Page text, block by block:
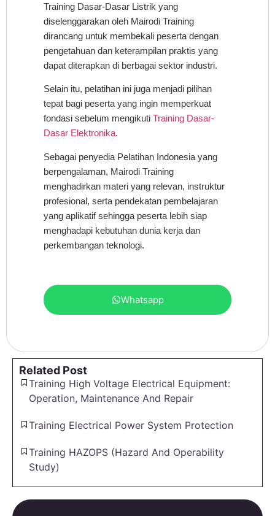
Training Dasar-Dasar Listrik yang
diselenggarakan oleh Mairodi Training
dirancang untuk membekali peserta dengan
pengetahuan dan keterampilan praktis yang
dapat diterapkan di berbagai sektor industri.
Selain itu, pelatihan ini juga menjadi pilihan
tepat bagi peserta yang ingin memperkuat
fondasi sebelum mengikuti Training Dasar-
Dasar Elektronika.
Sebagai penyedia Pelatihan Indonesia yang
berpengalaman, Mairodi Training
menghadirkan materi yang relevan, instruktur
profesional, serta pendekatan pembelajaran
yang aplikatif sehingga peserta lebih siap
menghadapi kebutuhan dunia kerja dan
perkembangan teknologi.
Whatsapp
Related Post
Training High Voltage Electrical Equipment:
Operation, Maintenance And Repair
Training Electrical Power System Protection
Training HAZOPS (Hazard And Operability
Study)